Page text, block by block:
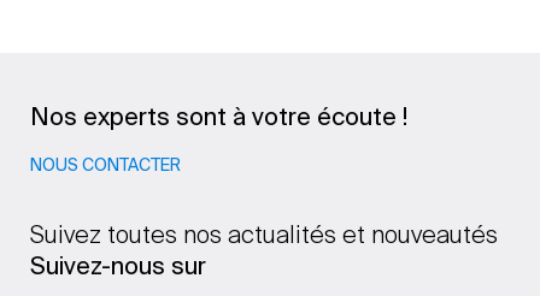
Nos experts sont à votre écoute !
NOUS CONTACTER
Suivez toutes nos actualités et nouveautés
Suivez-nous sur